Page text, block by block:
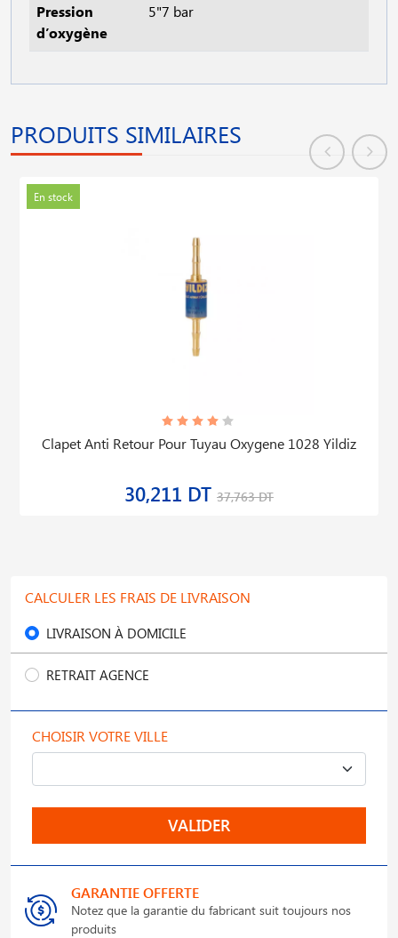
Pression
d’oxygène
5"7 bar
PRODUITS SIMILAIRES
En stock
Clapet Anti Retour Pour Tuyau Oxygene 1028 Yildiz
30,211 DT 37,763 DT
CALCULER LES FRAIS DE LIVRAISON
LIVRAISON À DOMICILE
RETRAIT AGENCE
CHOISIR VOTRE VILLE
VALIDER
GARANTIE OFFERTE
Notez que la garantie du fabricant suit toujours nos
produits